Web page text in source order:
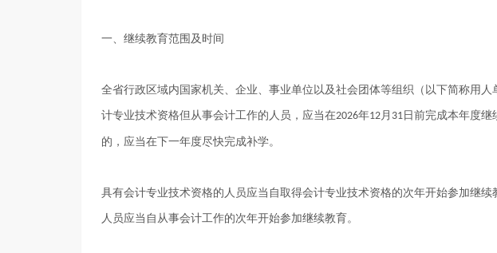
一、继续教育范围及时间
全省行政区域内国家机关、企业、事业单位以及社会团体等组织（以下简称用人
计专业技术资格但从事会计工作的人员，应当在2026年12月 31 日前完成本年度
的，应当在下一年度尽快完成补学。
具有会计专业技术资格的人员应当自取得会计专业技术资格的次年开始参加继
人员应当自从事会计工作的次年开始参加继续教育。